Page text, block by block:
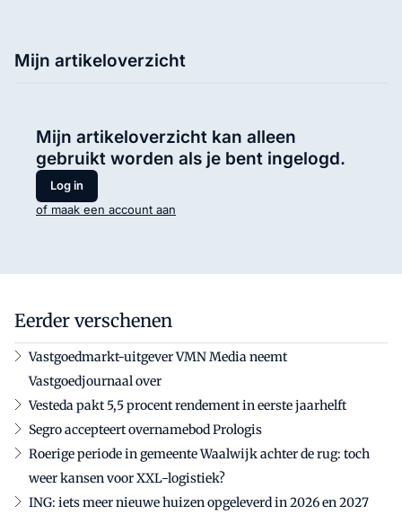
Mijn artikeloverzicht
Mijn artikeloverzicht kan alleen
gebruikt worden als je bent ingelogd.
Log in
of maak een account aan
Eerder verschenen
Vastgoedmarkt-uitgever VMN Media neemt
Vastgoedjournaal over
Vesteda pakt 5,5 procent rendement in eerste jaarhelft
Segro accepteert overnamebod Prologis
Roerige periode in gemeente Waalwijk achter de rug: toch
weer kansen voor XXL-logistiek?
ING: iets meer nieuwe huizen opgeleverd in 2026 en 2027